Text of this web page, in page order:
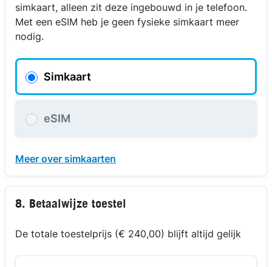
simkaart, alleen zit deze ingebouwd in je telefoon.
Met een eSIM heb je geen fysieke simkaart meer
nodig.
Simkaart
eSIM
Meer over simkaarten
8. Betaalwijze toestel
De totale toestelprijs (€ 240,00) blijft altijd gelijk